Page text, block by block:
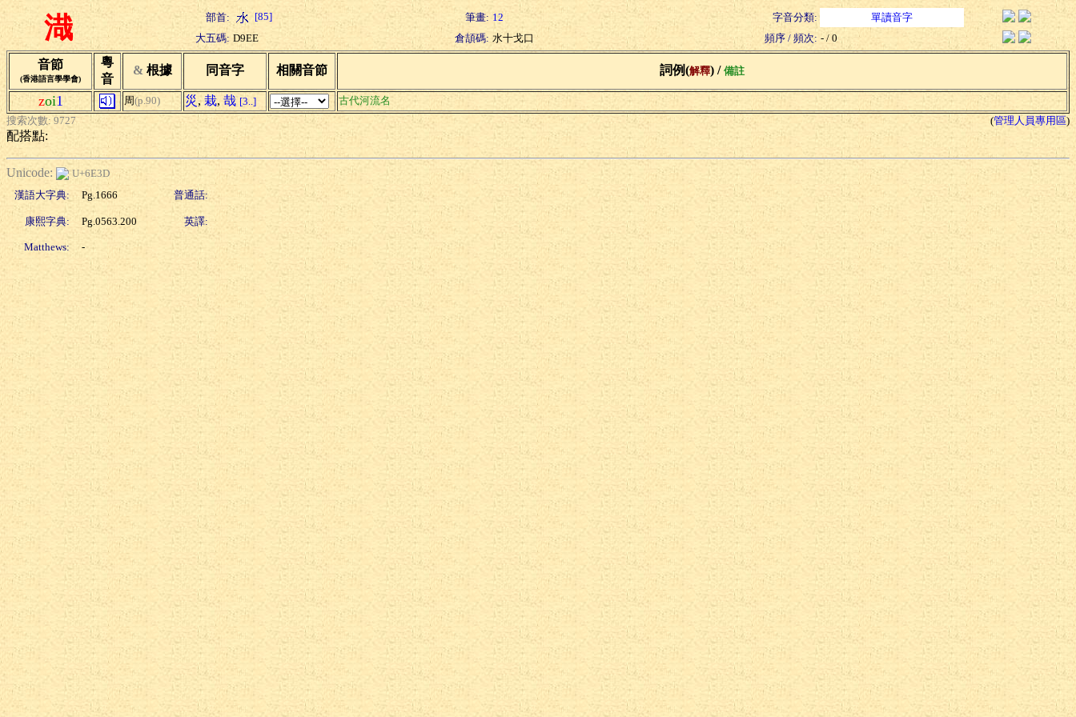
渽 部首: [85] 筆畫: 12 字音分類:
單讀音字
大五碼: D9EE 倉頡碼: 水十戈口 頻序 / 頻次: - / 0
音節
(香港語言學學會)
粵
音
& 根據 同音字 相關音節 詞例(解釋) / 備註
zoi1 周(p.90) 災, 栽, 哉 [3..]
古代河流名
搜索次數: 9727
(管理人員專用區)
配搭點:
Unicode:
U+6E3D
漢語大字典:
Pg.1666 普通話:
康熙字典: Pg.0563.200 英譯:
Matthews: -